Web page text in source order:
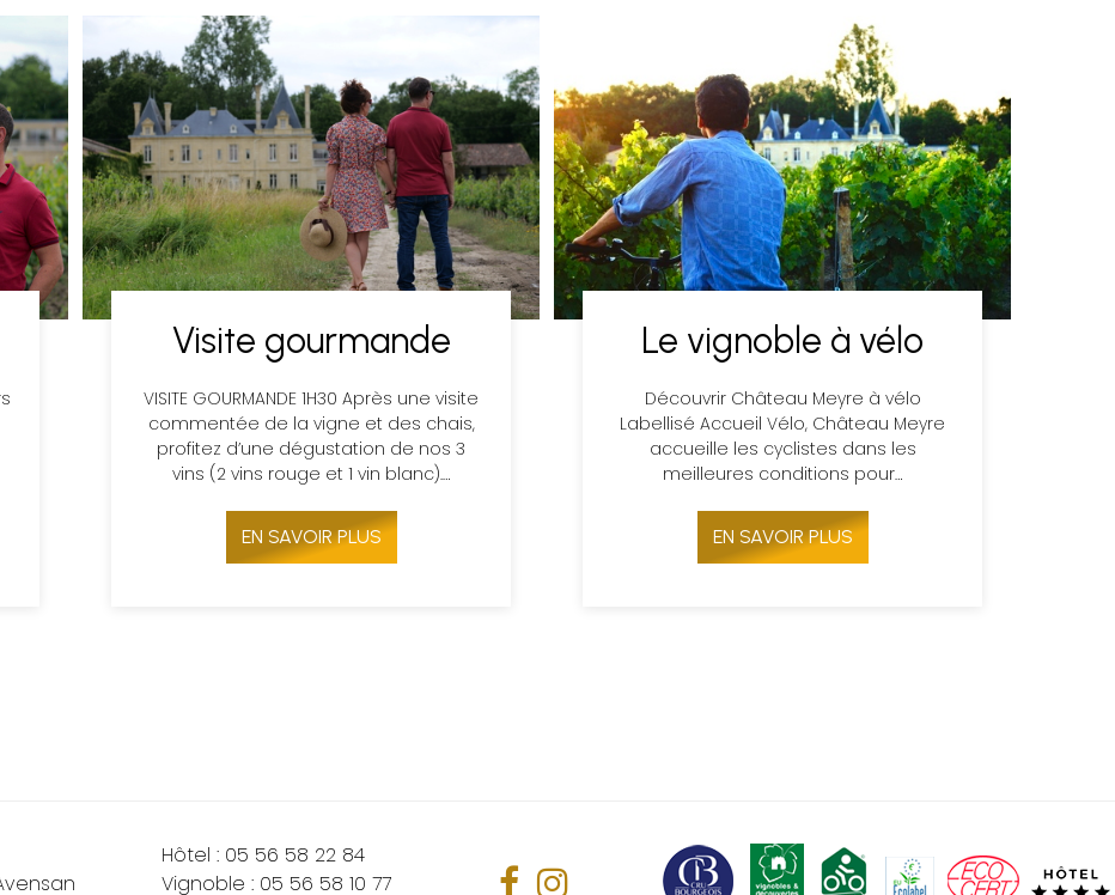
Visite gourmande
VISITE GOURMANDE 1H30 Après une visite
commentée de la vigne et des chais,
profitez d’une dégustation de nos 3
vins (2 vins rouge et 1 vin blanc).…
EN SAVOIR PLUS
Le vignoble à vélo
Découvrir Château Meyre à vélo
Labellisé Accueil Vélo, Château Meyre
accueille les cyclistes dans les
meilleures conditions pour…
EN SAVOIR PLUS
Hôtel : 05 56 58 22 84
Vignoble : 05 56 58 10 77